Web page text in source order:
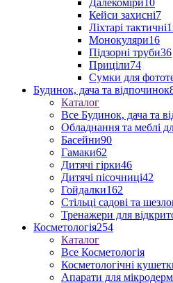
Далекоміри10
Кейси захисні7
Ліхтарі тактичні
Монокуляри16
Підзорні труби36
Приціли74
Сумки для
Будинок, дача та відпочинок
Каталог
Все Будинок, дача та
Обладнання та меблі
Басейни90
Гамаки62
Дитячі гірки46
Дитячі пісочниці42
Гойдалки162
Стільці садові та
Тренажери для
Косметологія254
Каталог
Все Косметологія
Косметологічні
Апарати для